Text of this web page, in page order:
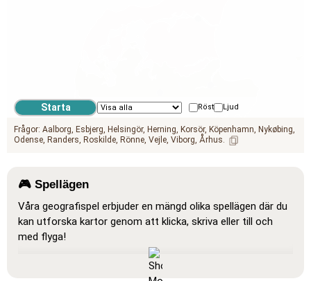
Röst Ljud
Frågor: Aalborg Esbjerg Helsingör Herning Korsör Köpenhamn Nykøbing
Odense Randers Roskilde Rönne Vejle Viborg Århus
🎮 Spellägen
Våra geografispel erbjuder en mängd olika spellägen där du
kan utforska kartor genom att klicka, skriva eller till och
med flyga!
: Ett läge där alla platser är synliga på kartan, vilket
gör det enklare att studera och lära sig.